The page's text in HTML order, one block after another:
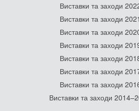
Виставки та заходи
Виставки та заходи
Виставки та заходи
Виставки та заходи
Виставки та заходи
Виставки та заходи
Виставки та заходи
Виставки та заходи